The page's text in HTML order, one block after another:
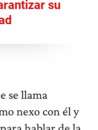
su
se llama
nexo con él y